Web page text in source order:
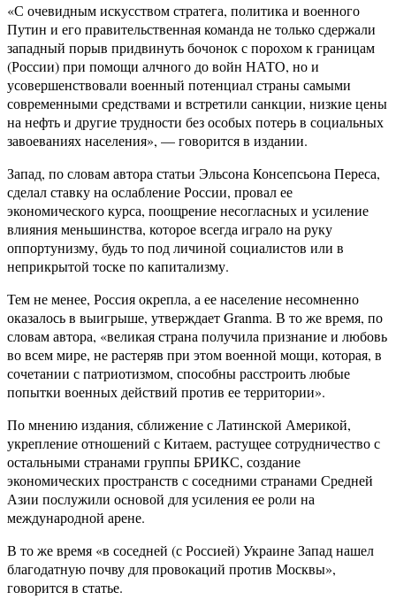
«С очевидным искусством стратега, политика и военного
Путин и его правительственная команда не только сдержали
западный порыв придвинуть бочонок с порохом к границам
(России) при помощи алчного до войн НАТО, но и
усовершенствовали военный потенциал страны самыми
современными средствами и встретили санкции, низкие цены
на нефть и другие трудности без особых потерь в социальных
завоеваниях населения», — говорится в издании.
Запад, по словам автора статьи Эльсона Консепсьона Переса,
сделал ставку на ослабление России, провал ее
экономического курса, поощрение несогласных и усиление
влияния меньшинства, которое всегда играло на руку
оппортунизму, будь то под личиной социалистов или в
неприкрытой тоске по капитализму.
Тем не менее, Россия окрепла, а ее население несомненно
оказалось в выигрыше, утверждает Granma. В то же время, по
словам автора, «великая страна получила признание и любовь
во всем мире, не растеряв при этом военной мощи, которая, в
сочетании с патриотизмом, способны расстроить любые
попытки военных действий против ее территории».
По мнению издания, сближение с Латинской Америкой,
укрепление отношений с Китаем, растущее сотрудничество с
остальными странами группы БРИКС, создание
экономических пространств с соседними странами Средней
Азии послужили основой для усиления ее роли на
международной арене.
В то же время «в соседней (с Россией) Украине Запад нашел
благодатную почву для провокаций против Москвы»,
говорится в статье.